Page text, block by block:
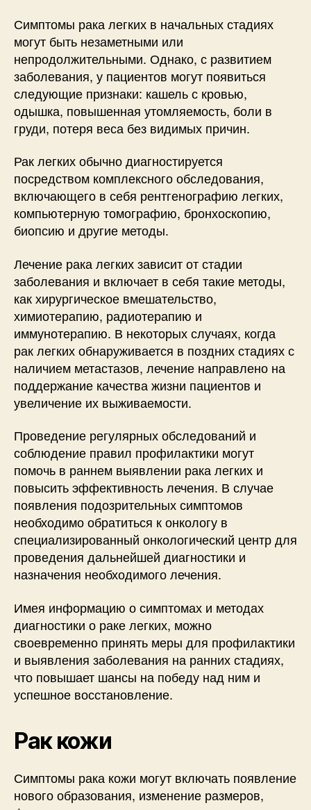
Симптомы рака легких в начальных стадиях
могут быть незаметными или
непродолжительными. Однако, с развитием
заболевания, у пациентов могут появиться
следующие признаки: кашель с кровью,
одышка, повышенная утомляемость, боли в
груди, потеря веса без видимых причин.
Рак легких обычно диагностируется
посредством комплексного обследования,
включающего в себя рентгенографию легких,
компьютерную томографию, бронхоскопию,
биопсию и другие методы.
Лечение рака легких зависит от стадии
заболевания и включает в себя такие методы,
как хирургическое вмешательство,
химиотерапию, радиотерапию и
иммунотерапию. В некоторых случаях, когда
рак легких обнаруживается в поздних стадиях с
наличием метастазов, лечение направлено на
поддержание качества жизни пациентов и
увеличение их выживаемости.
Проведение регулярных обследований и
соблюдение правил профилактики могут
помочь в раннем выявлении рака легких и
повысить эффективность лечения. В случае
появления подозрительных симптомов
необходимо обратиться к онкологу в
специализированный онкологический центр для
проведения дальнейшей диагностики и
назначения необходимого лечения.
Имея информацию о симптомах и методах
диагностики о раке легких, можно
своевременно принять меры для профилактики
и выявления заболевания на ранних стадиях,
что повышает шансы на победу над ним и
успешное восстановление.
Рак кожи
Симптомы рака кожи могут включать появление
нового образования, изменение размеров,